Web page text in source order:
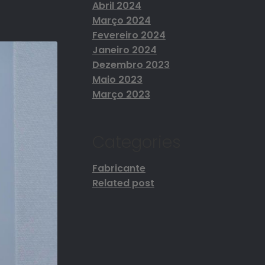
Abril 2024
Março 2024
Fevereiro 2024
Janeiro 2024
Dezembro 2023
Maio 2023
Março 2023
Fabricante
Related post